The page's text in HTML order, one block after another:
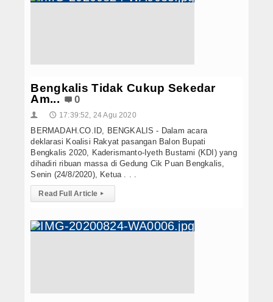
Bengkalis Tidak Cukup Sekedar
Am...
0
👤 🕔 17:39:52, 24 Agu 2020
BERMADAH.CO.ID, BENGKALIS - Dalam acara
deklarasi Koalisi Rakyat pasangan Balon Bupati
Bengkalis 2020, Kaderismanto-Iyeth Bustami (KDI) yang
dihadiri ribuan massa di Gedung Cik Puan Bengkalis,
Senin (24/8/2020), Ketua . . .
Read Full Article ▸